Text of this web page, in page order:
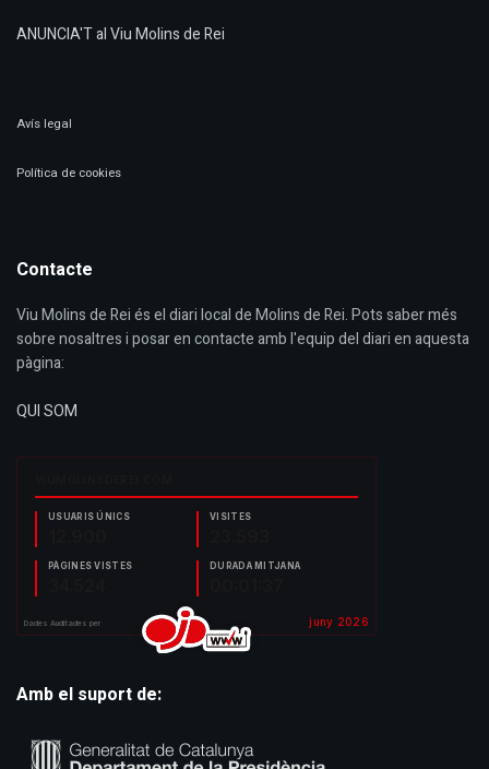
ANUNCIA'T al Viu Molins de Rei
Avís legal
Política de cookies
Contacte
Viu Molins de Rei és el diari local de Molins de Rei. Pots saber més
sobre nosaltres i posar en contacte amb l'equip del diari en aquesta
pàgina:
QUI SOM
Amb el suport de: